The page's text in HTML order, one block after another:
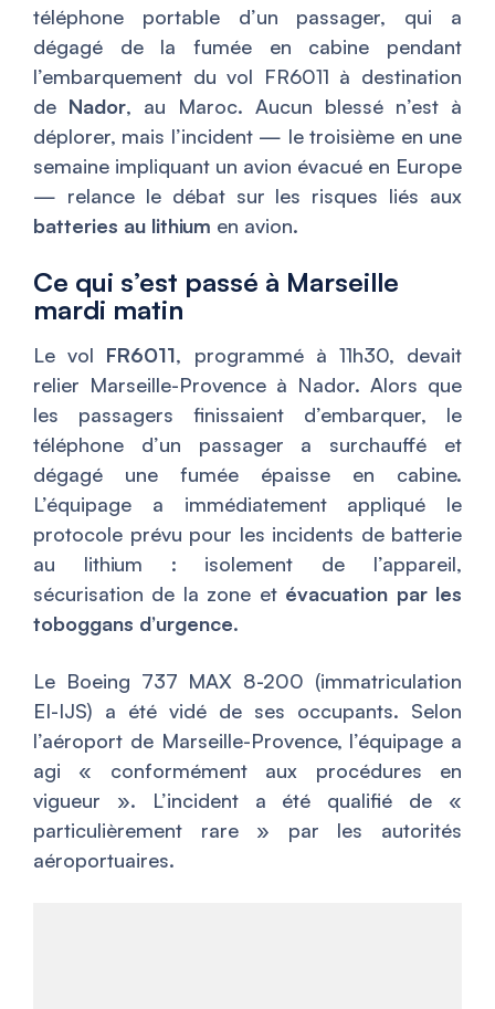
téléphone portable d’un passager, qui a
dégagé de la fumée en cabine pendant
l’embarquement du vol FR6011 à destination
de Nador, au Maroc. Aucun blessé n’est à
déplorer, mais l’incident — le troisième en une
semaine impliquant un avion évacué en Europe
— relance le débat sur les risques liés aux
batteries au lithium en avion.
Ce qui s’est passé à Marseille
mardi matin
Le vol FR6011, programmé à 11h30, devait
relier Marseille-Provence à Nador. Alors que
les passagers finissaient d’embarquer, le
téléphone d’un passager a surchauffé et
dégagé une fumée épaisse en cabine.
L’équipage a immédiatement appliqué le
protocole prévu pour les incidents de batterie
au lithium : isolement de l’appareil,
sécurisation de la zone et évacuation par les
toboggans d’urgence.
Le Boeing 737 MAX 8-200 (immatriculation
EI-IJS) a été vidé de ses occupants. Selon
l’aéroport de Marseille-Provence, l’équipage a
agi « conformément aux procédures en
vigueur ». L’incident a été qualifié de «
particulièrement rare » par les autorités
aéroportuaires.